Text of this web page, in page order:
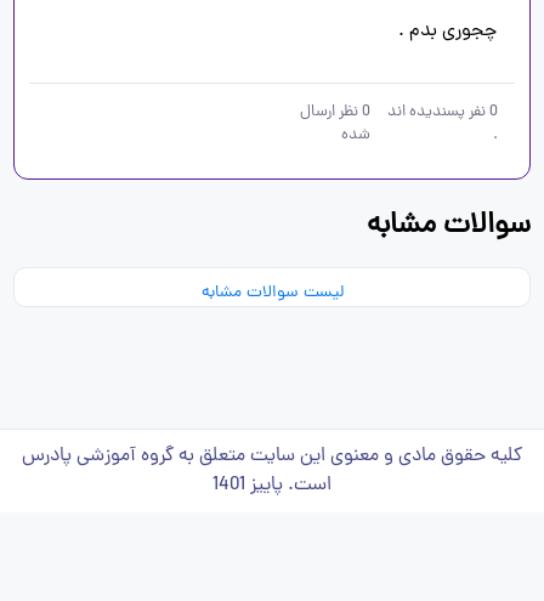
چجوری بدم .
0نفر پسندیده اند
.
0نظر ارسال
شده
سوالات مشابه
لیست سوالات مشابه
کلیه حقوق مادی و معنوی این سایت متعلق به گروه آموزشی پادرس
است. پاییز 1401